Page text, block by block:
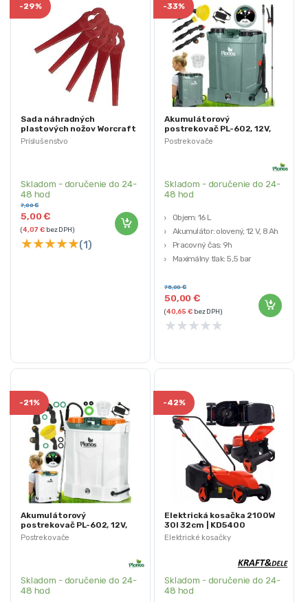
Príslušenstvo
-29%
Sada náhradných
plastových nožov Worcraft
CGT-S20Li, bal. 20 ks, k
Skladom - doručenie do 24-
48 hod
5,00€
7,00€
(4,07€ bez DPH)
★★★★★(1)
Postrekovače
-33%
Akumulátorový
postrekovač PL-602, 12V,
16L | Plonos
Skladom - doručenie do 24-
48 hod
Objem: 16 L
Akumulátor: olovený, 12 V, 8 Ah
Pracovný čas: 9h
Maximálny tlak: 5,5 bar
50,00€
75,00€
(40,65€bez DPH)
★★★★★
Postrekovače
-21%
Akumulátorový
postrekovač PL-602, 12V,
16L | Plonos
Skladom - doručenie do 24-
48 hod
Elektrické kosačky
-42%
Elektrická kosačka 2100W
30l 32cm | KD5400
Skladom - doručenie do 24-
48 hod